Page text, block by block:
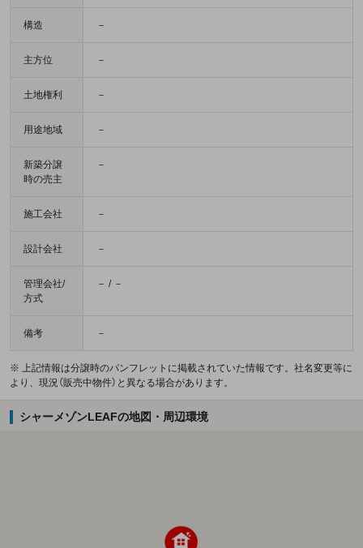
構造 －
主方位 －
土地権利 －
用途地域 －
新築分譲
時の売主
－
施工会社 －
設計会社 －
管理会社/
方式
－ / －
備考 －
※ 上記情報は分譲時のパンフレットに掲載されていた情報です。社名変更等に
より、現況（販売中物件）と異なる場合があります。
シャーメゾンLEAFの地図・周辺環境